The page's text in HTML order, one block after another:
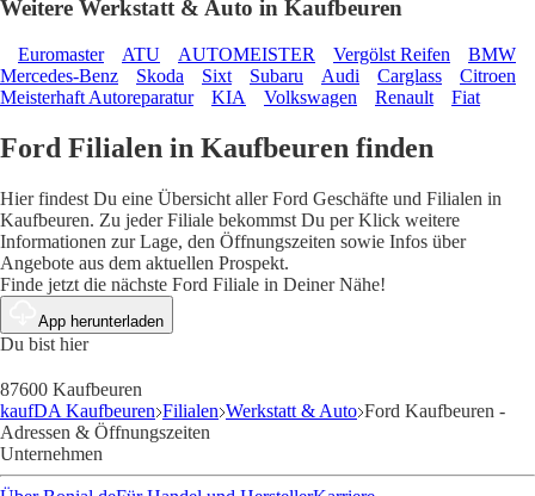
Weitere Werkstatt & Auto in Kaufbeuren
Euromaster ATU AUTOMEISTER Vergölst Reifen
BMW
Mercedes-Benz
Skoda Sixt Subaru Audi Carglass
Citroen
Meisterhaft Autoreparatur
KIA Volkswagen Renault Fiat
Ford Filialen in Kaufbeuren finden
Hier findest Du eine Übersicht aller Ford Geschäfte und Filialen in
Kaufbeuren. Zu jeder Filiale bekommst Du per Klick weitere
Informationen zur Lage, den Öffnungszeiten sowie Infos über
Angebote aus dem aktuellen Prospekt.
Finde jetzt die nächste Ford Filiale in Deiner Nähe!
App herunterladen
Du bist hier
87600 Kaufbeuren
kaufDA Kaufbeuren Filialen Werkstatt & Auto Ford Kaufbeuren -
Adressen & Öffnungszeiten
Unternehmen